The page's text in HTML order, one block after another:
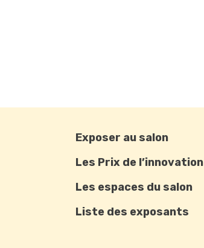
Exposer au salon
Les Prix de l’innovation
Les espaces du salon
Liste des exposants